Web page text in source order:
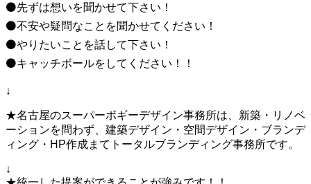
⚫先ずは想いを聞かせて下さい！
⚫不安や疑問なことを聞かせてください！
⚫やりたいことを話して下さい！
⚫キャッチボールをしてください！！
↓
★名古屋のスーパーボギーデザイン事務所は、新築・リノベ
ーションを問わず、建築デザイン・空間デザイン・ブランデ
ィング・HP作成まてトータルブランディング事務所です。
↓